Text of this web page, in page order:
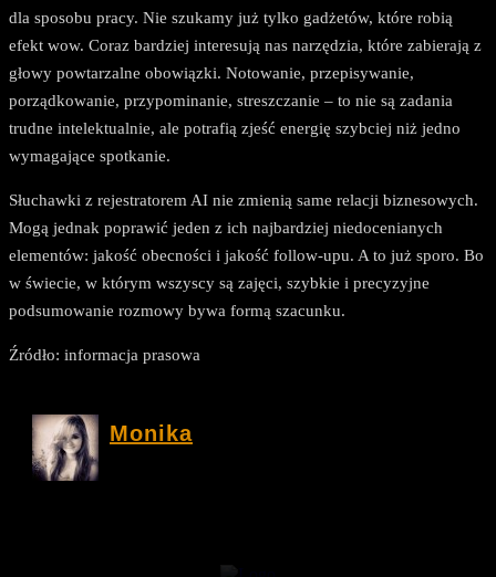
dla sposobu pracy. Nie szukamy już tylko gadżetów, które robią
efekt wow. Coraz bardziej interesują nas narzędzia, które zabierają z
głowy powtarzalne obowiązki. Notowanie, przepisywanie,
porządkowanie, przypominanie, streszczanie – to nie są zadania
trudne intelektualnie, ale potrafią zjeść energię szybciej niż jedno
wymagające spotkanie.
Słuchawki z rejestratorem AI nie zmienią same relacji biznesowych.
Mogą jednak poprawić jeden z ich najbardziej niedocenianych
elementów: jakość obecności i jakość follow-upu. A to już sporo. Bo
w świecie, w którym wszyscy są zajęci, szybkie i precyzyjne
podsumowanie rozmowy bywa formą szacunku.
Źródło: informacja prasowa
Monika